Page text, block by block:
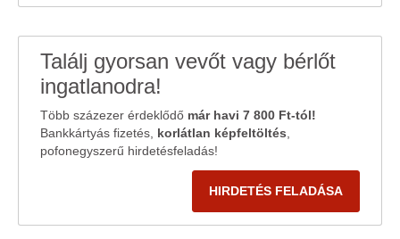
Találj gyorsan vevőt vagy bérlőt
ingatlanodra!
Több százezer érdeklődő már havi 7 800 Ft-tól!
Bankkártyás fizetés, korlátlan képfeltöltés
pofonegyszerű hirdetésfeladás!
HIRDETÉS FELADÁSA